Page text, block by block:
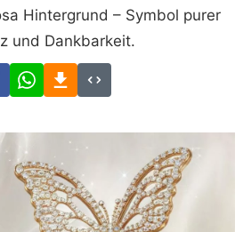
Hintergrund – Symbol purer
und Dankbarkeit.